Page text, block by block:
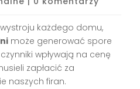
każdego domu,
może generować spore
wpływają na cenę
zapłacić za
naszych firan.